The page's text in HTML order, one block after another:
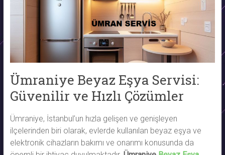
Ümraniye Beyaz Eşya Servisi:
Güvenilir ve Hızlı Çözümler
Ümraniye, İstanbul’un hızla gelişen ve genişleyen
ilçelerinden biri olarak, evlerde kullanılan beyaz eşya ve
elektronik cihazların bakımı ve onarımı konusunda da